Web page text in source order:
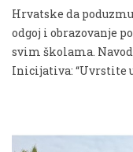
Hrvatske da
odgoj i obrazovanje
svim školama.
Inicijativa: “Uvrstite